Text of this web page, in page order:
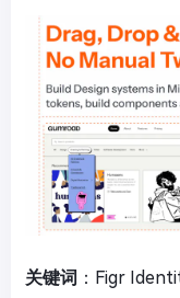
关键词 ：Figr